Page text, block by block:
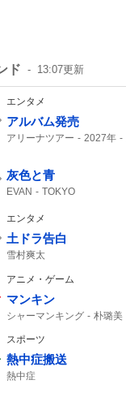
ド 13:07更新
エンタメ
アルバム発売
アリーナツアー 2027年
灰色と青
EVAN TOKYO
エンタメ
土ドラ告白
雪村爽太
アニメ・ゲーム
マンキン
シャーマンキング 朴璐美
スポーツ
熱中症搬送
熱中症